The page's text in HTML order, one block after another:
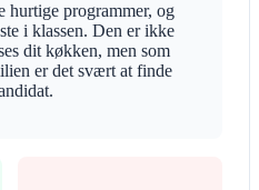
hurtige programmer, og
i klassen. Den er ikke
dit køkken, men som
er det svært at finde